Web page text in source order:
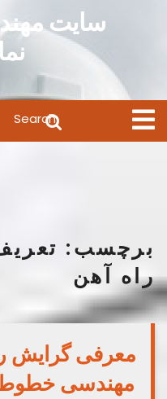
سایت
Open
Menu
for:
برچسب:
راه آهن
معرفی گرایش
مهندسی خطوط